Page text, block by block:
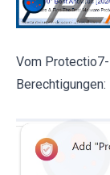
Vom
Berechtigungen: